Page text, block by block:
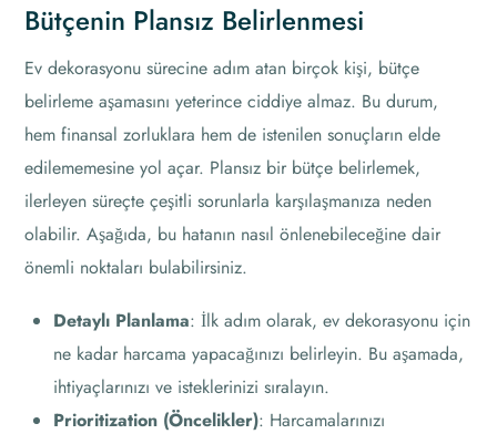
Bütçenin Plansız Belirlenmesi
Ev dekorasyonu sürecine adım atan birçok kişi, bütçe
belirleme aşamasını yeterince ciddiye almaz. Bu durum,
hem finansal zorluklara hem de istenilen sonuçların elde
edilememesine yol açar. Plansız bir bütçe belirlemek,
ilerleyen süreçte çeşitli sorunlarla karşılaşmanıza neden
olabilir. Aşağıda, bu hatanın nasıl önlenebileceğine dair
önemli noktaları bulabilirsiniz.
Detaylı Planlama: İlk adım olarak, ev dekorasyonu için
ne kadar harcama yapacağınızı belirleyin. Bu aşamada,
ihtiyaçlarınızı ve isteklerinizi sıralayın.
Prioritization (Öncelikler): Harcamalarınızı